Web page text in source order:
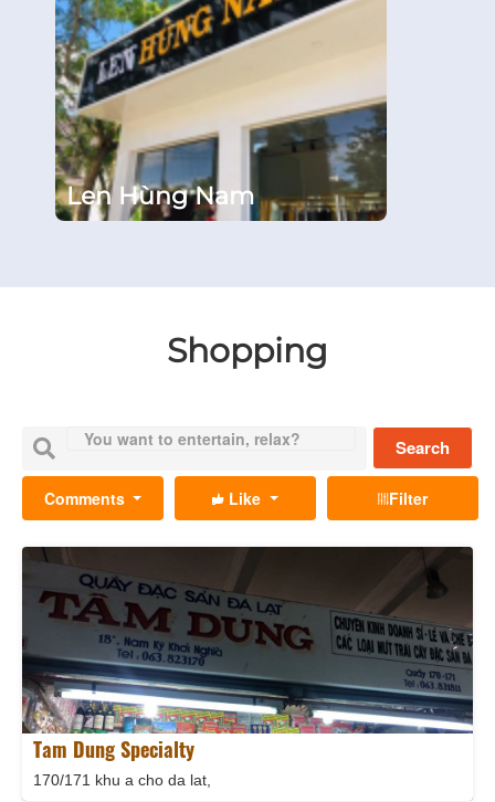
Con Cưng
Shopping
Search
Comments Like Filter
Tam Dung Specialty
170/171 khu a cho da lat,